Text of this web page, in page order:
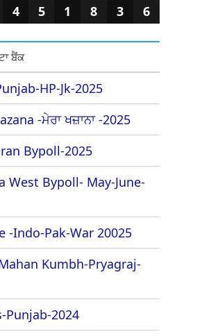
4 5 1 8 3 6
ਬੈਂਕ
HP-Jk-2025
-ਮੇਰਾ ਖਜ਼ਾਨਾ -2025
Bypoll-2025
West Bypoll- May-June-
-Indo-Pak-War 20025
Kumbh-Pryagraj-
Punjab-2024